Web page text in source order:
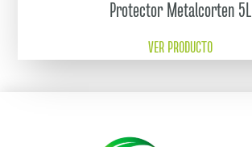
Protector Metalcorten 5L
VER PRODUCTO